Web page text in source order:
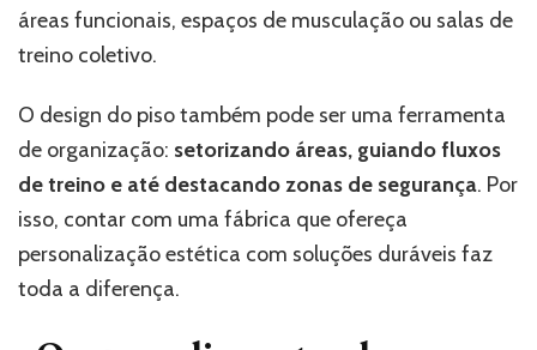
áreas funcionais, espaços de musculação ou salas de
treino coletivo.
O design do piso também pode ser uma ferramenta
de organização: setorizando áreas, guiando fluxos
de treino e até destacando zonas de segurança. Por
isso, contar com uma fábrica que ofereça
personalização estética com soluções duráveis faz
toda a diferença.